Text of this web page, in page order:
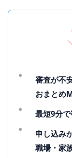
審査が不
おまとめ
最短9分で
申し込み
職場・家